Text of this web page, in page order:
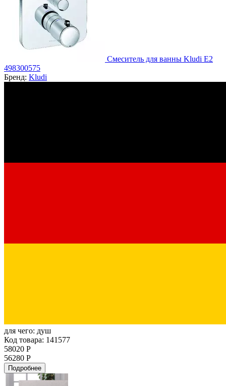
Смеситель для ванны Kludi E2
498300575
Бренд: Kludi
для чего: душ
Код товара: 141577
58020 Р
56280 Р
Подробнее